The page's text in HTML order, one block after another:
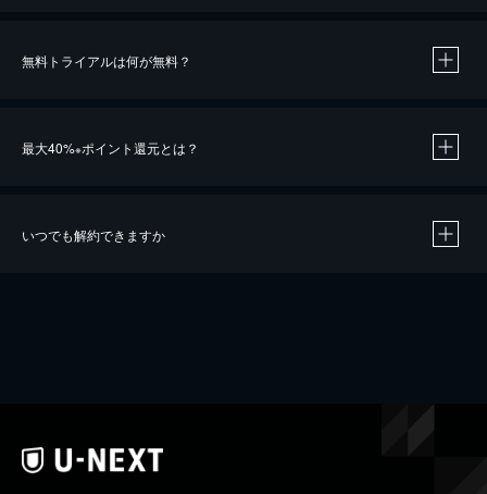
無料トライアルは何が無料？
最大40%※ポイント還元とは？
いつでも解約できますか